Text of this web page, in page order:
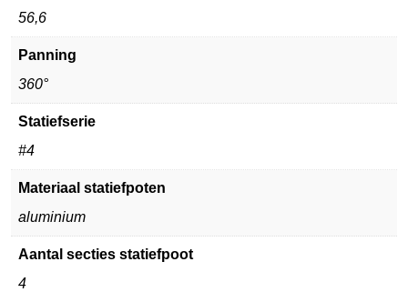
56,6
Panning
360°
Statiefserie
#4
Materiaal statiefpoten
aluminium
Aantal secties statiefpoot
4